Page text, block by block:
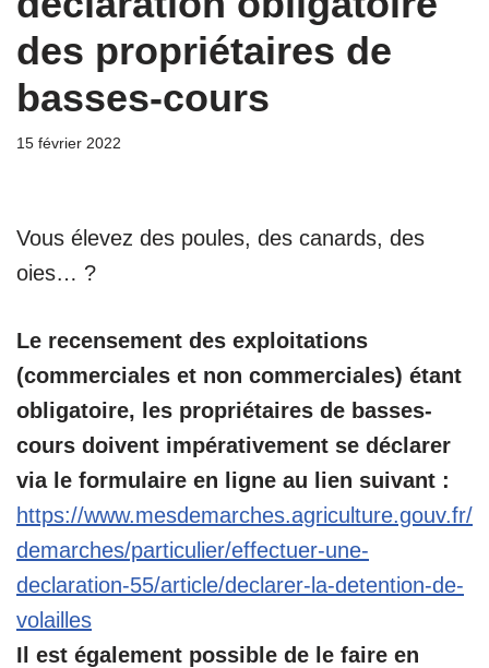
des propriétaires de
basses-cours
15 février 2022
Vous élevez des poules, des canards, des
oies… ?
Le recensement des exploitations
(commerciales et non commerciales) étant
obligatoire, les propriétaires de basses-
cours doivent impérativement se déclarer
via le formulaire en ligne au lien suivant :
https://www.mesdemarches.agriculture.gouv.fr/
demarches/particulier/effectuer-une-
declaration-55/article/declarer-la-detention-de-
volailles
Il est également possible de le faire en